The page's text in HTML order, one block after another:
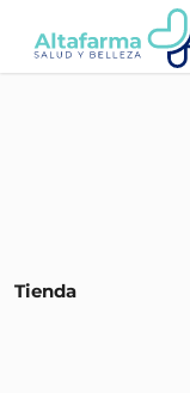
Tienda